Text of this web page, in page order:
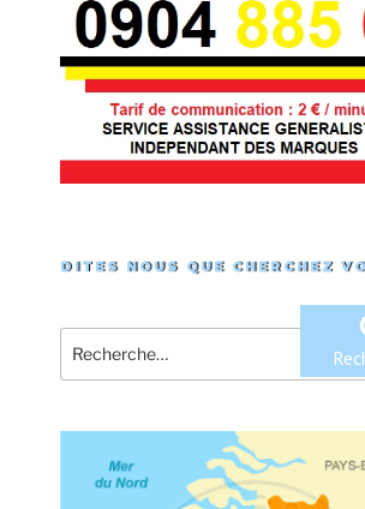
DITES NOUS QUE CHERCHEZ
pour
: